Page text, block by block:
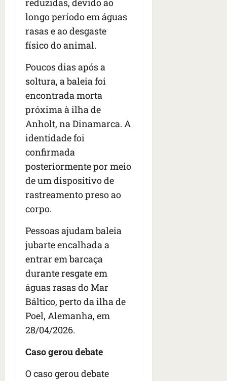
reduzidas, devido ao
longo período em águas
rasas e ao desgaste
físico do animal.
Poucos dias após a
soltura, a baleia foi
encontrada morta
próxima à ilha de
Anholt, na Dinamarca. A
identidade foi
confirmada
posteriormente por meio
de um dispositivo de
rastreamento preso ao
corpo.
Pessoas ajudam baleia
jubarte encalhada a
entrar em barcaça
durante resgate em
águas rasas do Mar
Báltico, perto da ilha de
Poel, Alemanha, em
28/04/2026.
Caso gerou debate
O caso gerou debate